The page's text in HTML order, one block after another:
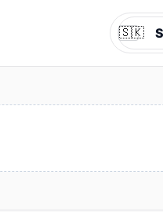
Jazyk
🇸🇰